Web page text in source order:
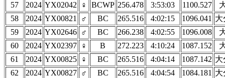
57
2024 YX02042 ♀ BCWP 256.478 3:53:03 1100.527
58
2024 YX00821 ♂ BC 265.516 4:02:15 1096.041 大
59
2024 YX02646 ♂ BC 266.238 4:02:55 1096.008
60
2024 YX02397 ♀ B 272.223 4:10:24 1087.152
61
2024 YX00825 ♀ BC 265.516 4:04:14 1087.142 大
62
2024 YX00827 ♂ BC 265.516 4:04:54 1084.181 大